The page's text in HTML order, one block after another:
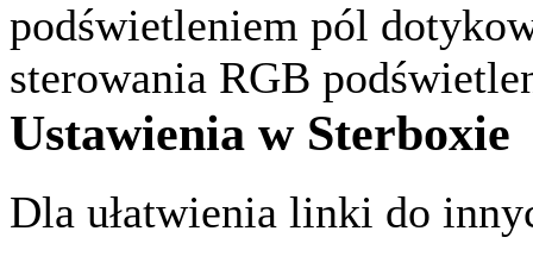
podświetleniem pól
sterowania RGB
Ustawienia w Sterboxie
Dla ułatwienia linki do